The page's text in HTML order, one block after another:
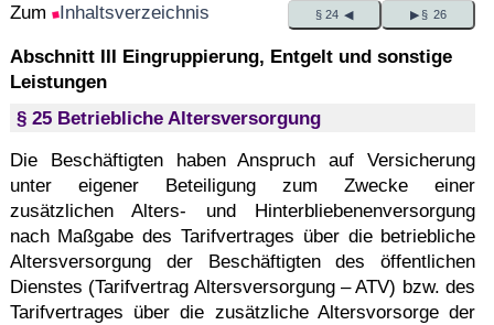
Zum Inhaltsverzeichnis § 24 ◀ ▶ § 26
Abschnitt III Eingruppierung, Entgelt und sonstige
Leistungen
§ 25 Betriebliche Altersversorgung
Die Beschäftigten haben Anspruch auf Versicherung
unter eigener Beteiligung zum Zwecke einer
zusätzlichen Alters- und Hinterbliebenenversorgung
nach Maßgabe des Tarifvertrages über die betriebliche
Altersversorgung der Beschäftigten des öffentlichen
Dienstes (Tarifvertrag Altersversorgung – ATV) bzw. des
Tarifvertrages über die zusätzliche Altersvorsorge der